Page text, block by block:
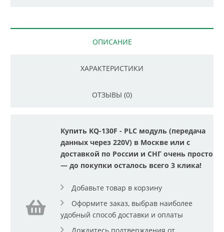
ОПИСАНИЕ
ХАРАКТЕРИСТИКИ
ОТЗЫВЫ (0)
Купить KQ-130F - PLC модуль (передача
данных через 220V) в Москве или с
доставкой по России и СНГ очень просто
— до покупки осталось всего 3 клика!
Добавьте товар в корзину
Оформите заказ, выбрав наиболее
удобный способ доставки и оплаты